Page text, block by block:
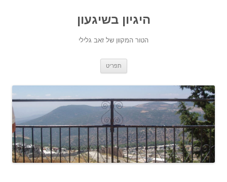
היגיון בשיגעון
הטור המקוון של זאב גלילי
תפריט